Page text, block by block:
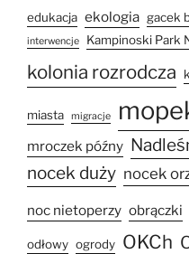
edukacja ekologia gacek
interwencje Kampinoski Park
kolonia rozrodcza
miasta migracje
mroczek późny
nocek duży nocek
noc nietoperzy obrączki
odłowy ogrody OKCh